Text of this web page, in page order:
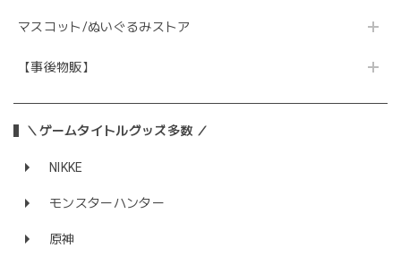
マスコット/ぬいぐるみストア
【事後物販】
＼ゲームタイトルグッズ多数 ／
NIKKE
モンスターハンター
原神